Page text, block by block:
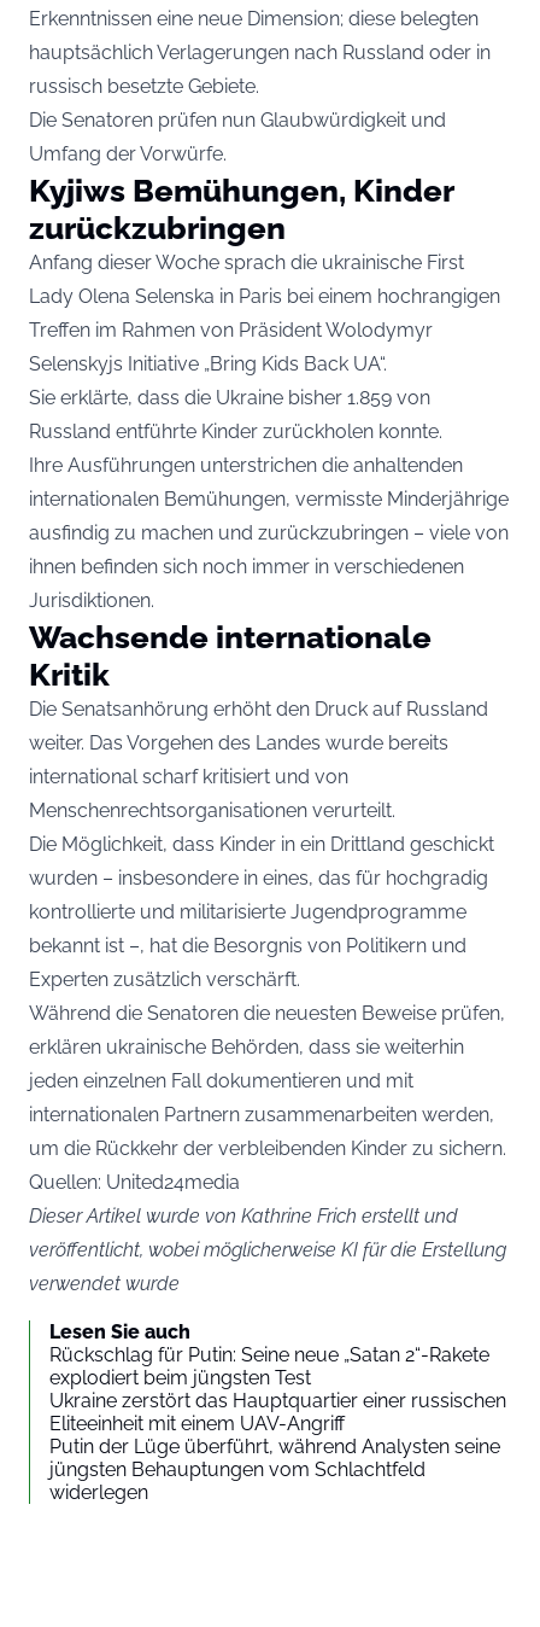
Erkenntnissen eine neue Dimension; diese belegten
hauptsächlich Verlagerungen nach Russland oder in
russisch besetzte Gebiete.
Die Senatoren prüfen nun Glaubwürdigkeit und
Umfang der Vorwürfe.
Kyjiws Bemühungen, Kinder
zurückzubringen
Anfang dieser Woche sprach die ukrainische First
Lady Olena Selenska in Paris bei einem hochrangigen
Treffen im Rahmen von Präsident Wolodymyr
Selenskyjs Initiative „Bring Kids Back UA“.
Sie erklärte, dass die Ukraine bisher 1.859 von
Russland entführte Kinder zurückholen konnte.
Ihre Ausführungen unterstrichen die anhaltenden
internationalen Bemühungen, vermisste Minderjährige
ausfindig zu machen und zurückzubringen – viele von
ihnen befinden sich noch immer in verschiedenen
Jurisdiktionen.
Wachsende internationale
Kritik
Die Senatsanhörung erhöht den Druck auf Russland
weiter. Das Vorgehen des Landes wurde bereits
international scharf kritisiert und von
Menschenrechtsorganisationen verurteilt.
Die Möglichkeit, dass Kinder in ein Drittland geschickt
wurden – insbesondere in eines, das für hochgradig
kontrollierte und militarisierte Jugendprogramme
bekannt ist –, hat die Besorgnis von Politikern und
Experten zusätzlich verschärft.
Während die Senatoren die neuesten Beweise prüfen,
erklären ukrainische Behörden, dass sie weiterhin
jeden einzelnen Fall dokumentieren und mit
internationalen Partnern zusammenarbeiten werden,
um die Rückkehr der verbleibenden Kinder zu sichern.
Quellen: United24media
Dieser Artikel wurde von Kathrine Frich erstellt und
veröffentlicht, wobei möglicherweise KI für die Erstellung
verwendet wurde
Lesen Sie auch
Rückschlag für Putin: Seine neue „Satan 2“-Rakete
explodiert beim jüngsten Test
Ukraine zerstört das Hauptquartier einer russischen
Eliteeinheit mit einem UAV-Angriff
Putin der Lüge überführt, während Analysten seine
jüngsten Behauptungen vom Schlachtfeld
widerlegen